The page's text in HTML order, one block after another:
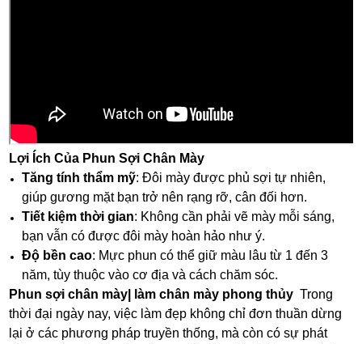
Lợi Ích Của Phun Sợi Chân Mày
Tăng tính thẩm mỹ: Đôi mày được phủ sợi tự nhiên,
giúp gương mặt bạn trở nên rạng rỡ, cân đối hơn.
Tiết kiệm thời gian: Không cần phải vẽ mày mỗi sáng,
bạn vẫn có được đôi mày hoàn hảo như ý.
Độ bền cao: Mực phun có thể giữ màu lâu từ 1 đến 3
năm, tùy thuộc vào cơ địa và cách chăm sóc.
Phun sợi chân mày| làm chân mày phong thủyTrong
thời đại ngày nay, việc làm đẹp không chỉ đơn thuần dừng
lại ở các phương pháp truyền thống, mà còn có sự phát